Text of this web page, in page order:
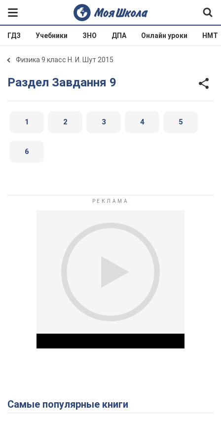
ГДЗ Учебники ЗНО ДПА Онлайн уроки НМТ
Физика 9 класс Н. И. Шут 2015
Раздел Завдання 9
1 2 3 4 5
6
Play Video
Самые популярные книги